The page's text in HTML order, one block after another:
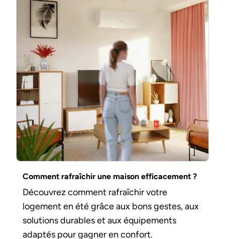
Comment rafraîchir une maison efficacement ?
Découvrez comment rafraîchir votre
logement en été grâce aux bons gestes, aux
solutions durables et aux équipements
adaptés pour gagner en confort.